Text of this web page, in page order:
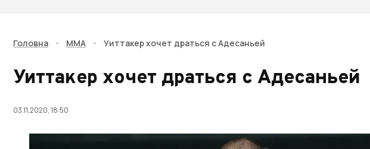
Головна • ММА • Уиттакер хочет драться с Адесаньей
Уиттакер хочет драться с Адесаньей
03.11.2020, 18:50